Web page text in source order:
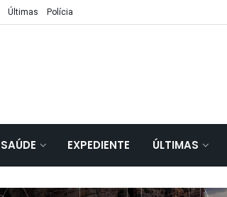
Últimas Polícia
SAÚDE EXPEDIENTE ÚLTIMAS